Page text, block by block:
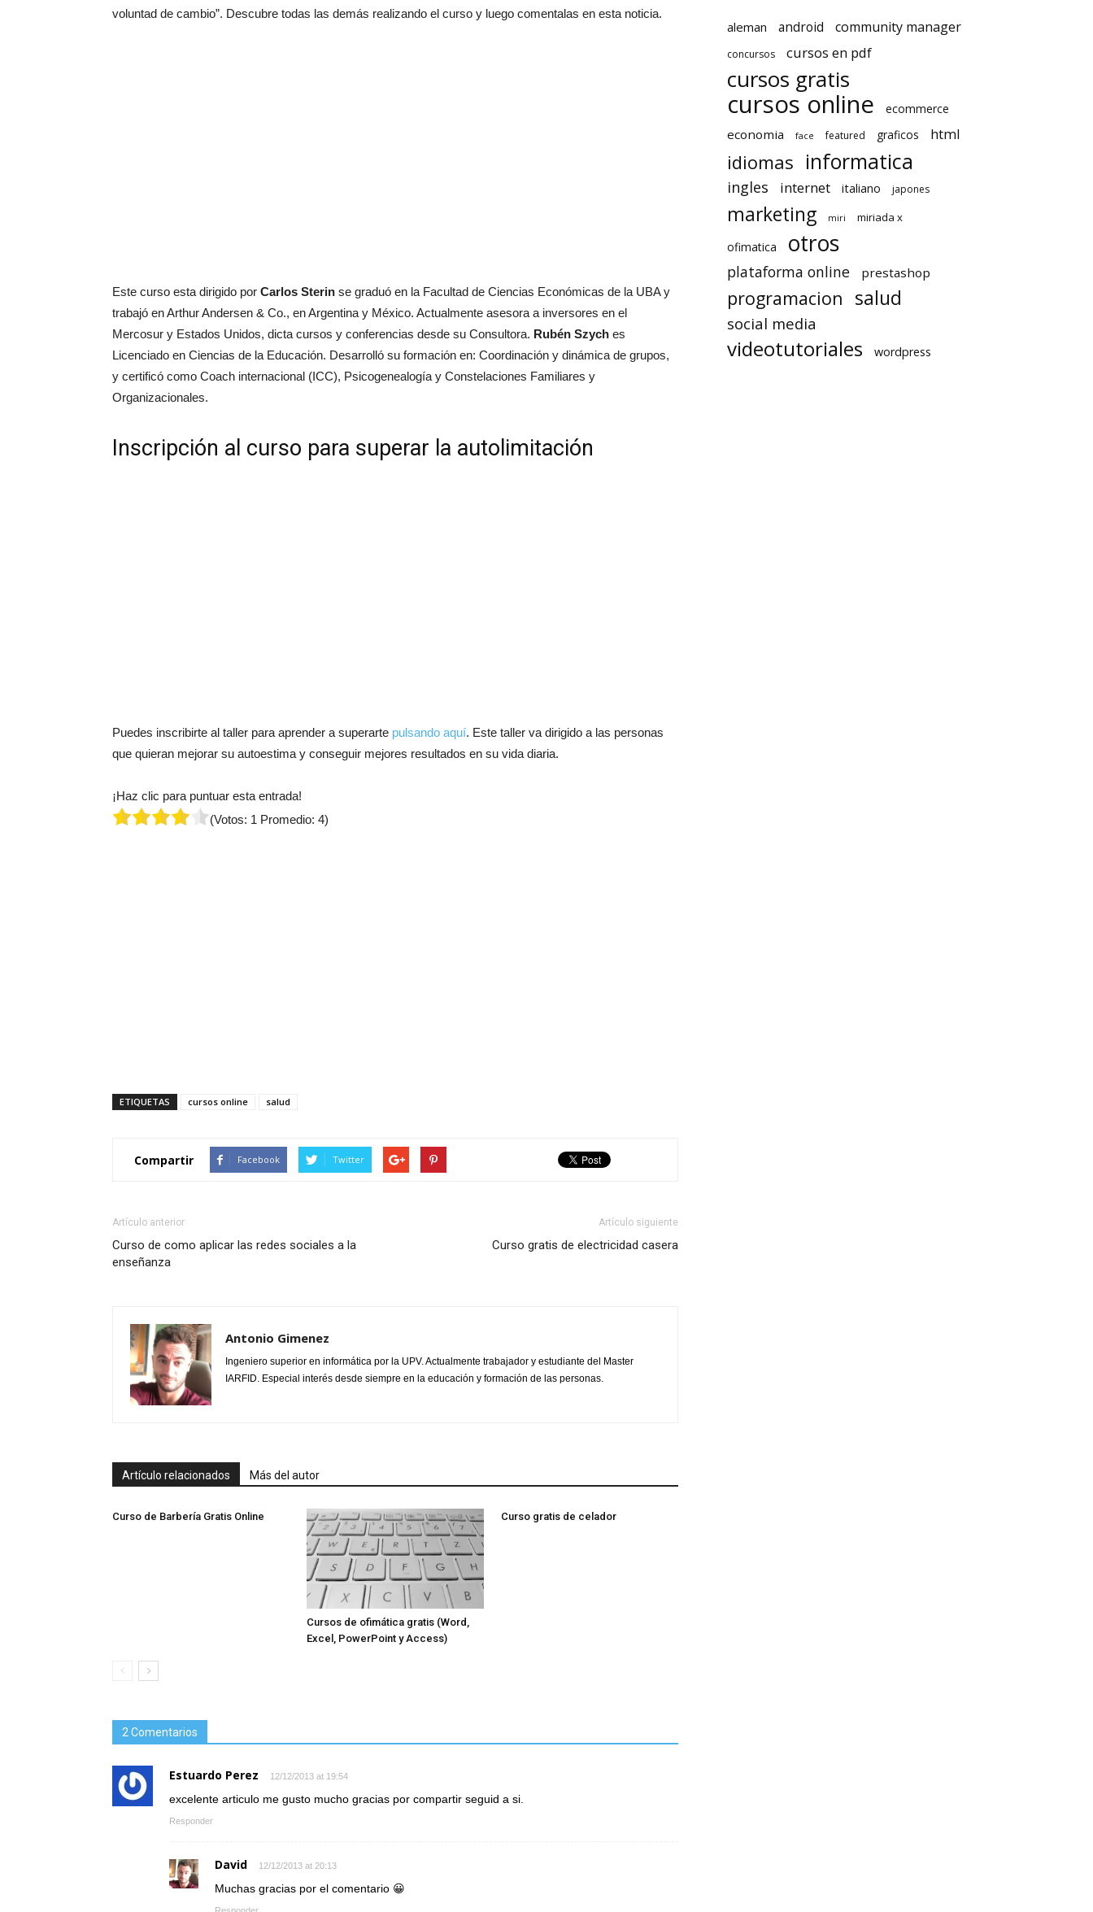
voluntad de cambio”. Descubre todas las demás realizando el curso y luego comentalas en esta noticia.
Este curso esta dirigido por Carlos Sterin se graduó en la Facultad de Ciencias Económicas de la UBA y
trabajó en Arthur Andersen & Co., en Argentina y México. Actualmente asesora a inversores en el
Mercosur y Estados Unidos, dicta cursos y conferencias desde su Consultora. Rubén Szych es
Licenciado en Ciencias de la Educación. Desarrolló su formación en: Coordinación y dinámica de grupos,
y certificó como Coach internacional (ICC), Psicogenealogía y Constelaciones Familiares y
Organizacionales.
Inscripción al curso para superar la autolimitación
Puedes inscribirte al taller para aprender a superarte pulsando aquí. Este taller va dirigido a las personas
que quieran mejorar su autoestima y conseguir mejores resultados en su vida diaria.
¡Haz clic para puntuar esta entrada!
(Votos: 1 Promedio: 4)
ETIQUETAS cursos online salud
Compartir Facebook Twitter
Artículo anterior
Curso de como aplicar las redes sociales a la
enseñanza
Artículo siguiente
Curso gratis de electricidad casera
Antonio Gimenez
Ingeniero superior en informática por la UPV. Actualmente trabajador y estudiante del Master
IARFID. Especial interés desde siempre en la educación y formación de las personas.
Artículo relacionados Más del autor
Curso de Barbería Gratis Online
Cursos de ofimática gratis (Word,
Excel, PowerPoint y Access)
Curso gratis de celador
2 Comentarios
Estuardo Perez 12/12/2013 at 19:54
excelente articulo me gusto mucho gracias por compartir seguid a si.
Responder
David 12/12/2013 at 20:13
Muchas gracias por el comentario 😀
aleman android community manager
concursos cursos en pdf
cursos gratis
cursos online ecommerce
economia face featured graficos html
idiomas informatica
ingles internet italiano japones
marketing miri miriada x
ofimatica otros
plataforma online prestashop
programacion salud
social media
videotutoriales wordpress